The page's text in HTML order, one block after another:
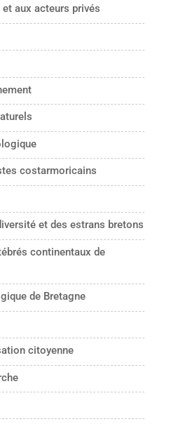
aux acteurs privés
costarmoricains
et des estrans bretons
continentaux de
de Bretagne
citoyenne